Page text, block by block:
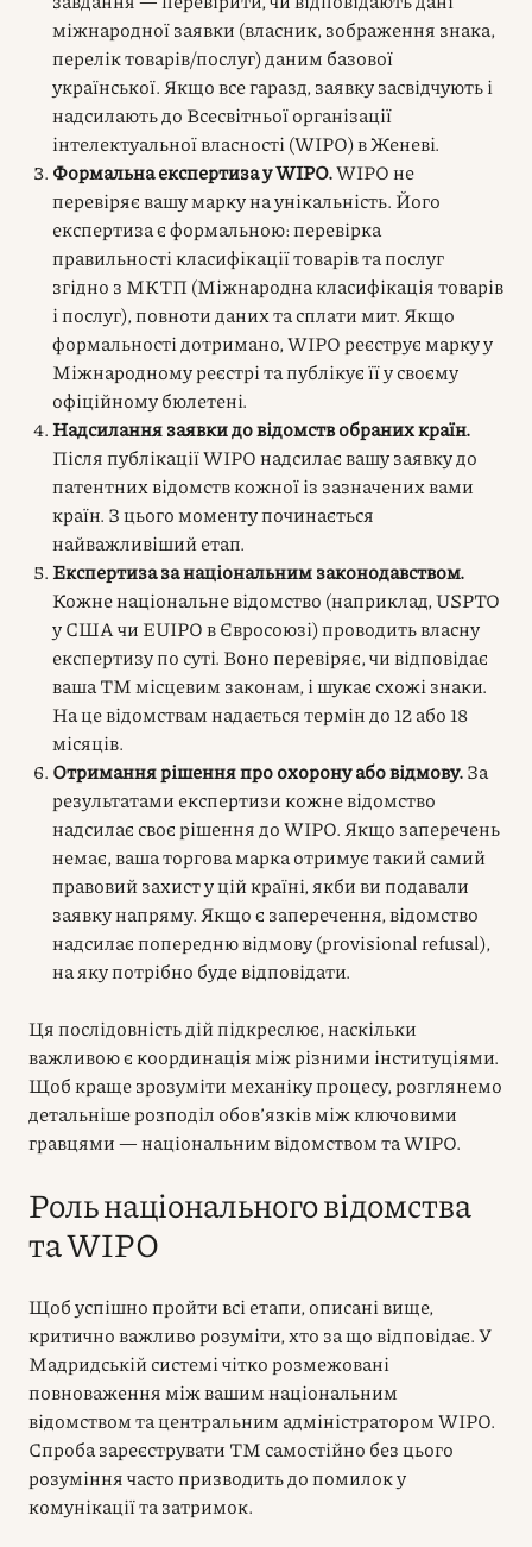
міжнародної заявки (власник, зображення знака,
перелік товарів/послуг) даним базової
української. Якщо все гаразд, заявку засвідчують і
надсилають до Всесвітньої організації
інтелектуальної власності (WIPO) в Женеві.
Формальна експертиза у WIPO.WIPO не
перевіряє вашу марку на унікальність. Його
експертиза є формальною: перевірка
правильності класифікації товарів та послуг
згідно з МКТП (Міжнародна класифікація товарів
і послуг), повноти даних та сплати мит. Якщо
формальності дотримано, WIPO реєструє марку у
Міжнародному реєстрі та публікує її у своєму
офіційному бюлетені.
Надсилання заявки до відомств обраних країн.
Після публікації WIPO надсилає вашу заявку до
патентних відомств кожної із зазначених вами
країн. З цього моменту починається
найважливіший етап.
Експертиза за національним законодавством.
Кожне національне відомство (наприклад, USPTO
у США чи EUIPO в Євросоюзі) проводить власну
експертизу по суті. Воно перевіряє, чи відповідає
ваша ТМ місцевим законам, і шукає схожі знаки.
На це відомствам надається термін до 12 або 18
місяців.
Отримання рішення про охорону або відмову.За
результатами експертизи кожне відомство
надсилає своє рішення до WIPO. Якщо заперечень
немає, ваша торгова марка отримує такий самий
правовий захист у цій країні, якби ви подавали
заявку напряму. Якщо є заперечення, відомство
надсилає попередню відмову (provisional refusal),
на яку потрібно буде відповідати.
Ця послідовність дій підкреслює, наскільки
важливою є координація між різними інституціями.
Щоб краще зрозуміти механіку процесу, розглянемо
детальніше розподіл обов’язків між ключовими
гравцями — національним відомством та WIPO.
Роль національного відомства
та WIPO
Щоб успішно пройти всі етапи, описані вище,
критично важливо розуміти, хто за що відповідає. У
Мадридській системі чітко розмежовані
повноваження між вашим національним
відомством та центральним адміністратором WIPO.
Спроба зареєструвати ТМ самостійно без цього
розуміння часто призводить до помилок у
комунікації та затримок.